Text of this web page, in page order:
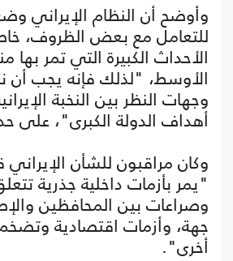
وأوضح أن النظام الإيراني
للتعامل مع بعض الظروف،
الأحداث الكبيرة التي تمر
الأوسط، "لذلك فإنه يجب أن
وجهات النظر بين النخبة
أهداف الدولة الكبرى"، على
وكان مراقبون للشأن الإيراني
"يمر بأزمات داخلية جذرية
وصراعات بين المحافظين
جهة، وأزمات اقتصادية
أخرى".